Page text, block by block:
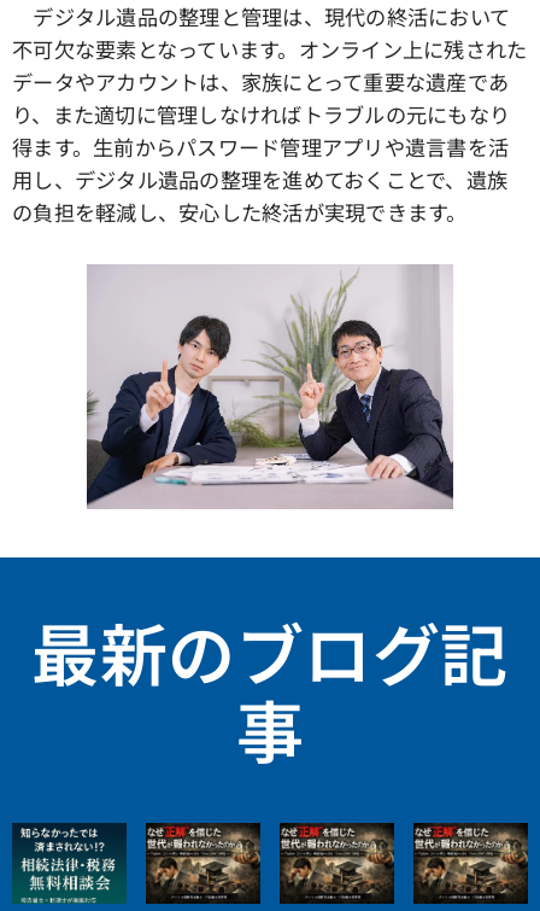
デジタル遺品の整理と管理は、現代の終活において
不可欠な要素となっています。オンライン上に残された
データやアカウントは、家族にとって重要な遺産であ
り、また適切に管理しなければトラブルの元にもなり
得ます。生前からパスワード管理アプリや遺言書を活
用し、デジタル遺品の整理を進めておくことで、遺族
の負担を軽減し、安心した終活が実現できます。
最新のブログ記
事